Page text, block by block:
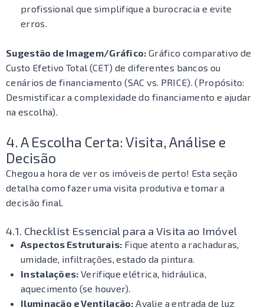
profissional que simplifique a burocracia e evite
erros.
Sugestão de Imagem/Gráfico: Gráfico comparativo de
Custo Efetivo Total (CET) de diferentes bancos ou
cenários de financiamento (SAC vs. PRICE). (Propósito:
Desmistificar a complexidade do financiamento e ajudar
na escolha).
4. A Escolha Certa: Visita, Análise e
Decisão
Chegou a hora de ver os imóveis de perto! Esta seção
detalha como fazer uma visita produtiva e tomar a
decisão final.
4.1. Checklist Essencial para a Visita ao Imóvel
Aspectos Estruturais: Fique atento a rachaduras,
umidade, infiltrações, estado da pintura.
Instalações: Verifique elétrica, hidráulica,
aquecimento (se houver).
Iluminação e Ventilação: Avalie a entrada de luz